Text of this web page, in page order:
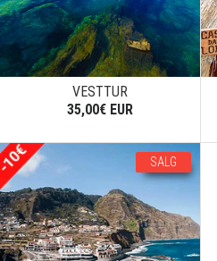
VESTTUR
35,00€ EUR
SALG